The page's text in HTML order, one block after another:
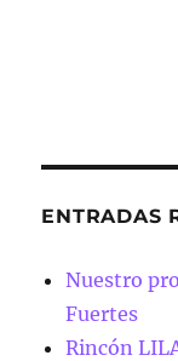
ENTRADAS
Nuestro
Fuertes
Rincón